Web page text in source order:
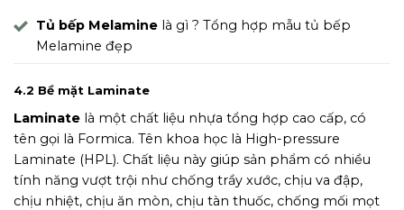
Tủ bếp Melamine là gì ? Tổng hợp mẫu tủ bếp
Melamine đẹp
4.2 Bề mặt Laminate
Laminate là một chất liệu nhựa tổng hợp cao cấp, có
tên gọi là Formica. Tên khoa học là High-pressure
Laminate (HPL). Chất liệu này giúp sản phẩm có nhiều
tính năng vượt trội như chống trầy xước, chịu va đập,
chịu nhiệt, chịu ăn mòn, chịu tàn thuốc, chống mối mọt